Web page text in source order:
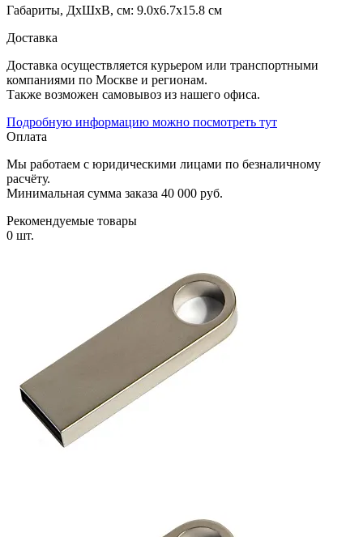
Габариты, ДхШхВ, см: 9.0x6.7x15.8 см
Доставка
Доставка осуществляется курьером или транспортными
компаниями по Москве и регионам.
Также возможен самовывоз из нашего офиса.
Подробную информацию можно посмотреть тут
Оплата
Мы работаем с юридическими лицами по безналичному
расчёту.
Минимальная сумма заказа 40 000 руб.
Рекомендуемые товары
0 шт.